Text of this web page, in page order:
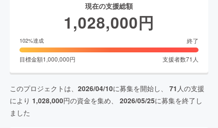
現在の支援総額
1,028,000円
102%達成 終了
目標金額1,000,000円 支援者数71 人
このプロジェクトは、 2026/04/10に募集を開始し、 71 人の支援
により 1,028,000円の資金を集め、 2026/05/25に募集を終了し
ました